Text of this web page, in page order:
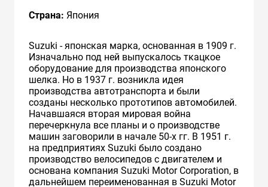
Страна: Япония
Suzuki - японская марка, основанная в 1909 г.
Изначально под ней выпускалось ткацкое
оборудование для производства японского
шелка. Но в 1937 г. возникла идея
производства автотранспорта и были
созданы несколько прототипов автомобилей.
Начавшаяся вторая мировая война
перечеркнула все планы и о производстве
машин заговорили в начале 50-х гг. В 1951 г.
на предприятиях Suzuki было создано
производство велосипедов с двигателем и
основана компания Suzuki Motor Corporation, в
дальнейшем переименованная в Suzuki Motor